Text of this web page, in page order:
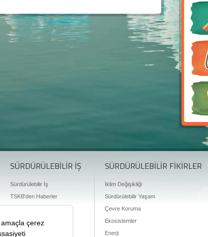
SÜRDÜRÜLEBİLİR İŞ
Sürdürülebilir İş
TSKB'den Haberler
SÜRDÜRÜLEBİLİR FİKİRLER
İklim Değişikliği
Sürdürülebilir Yaşam
Çevre Koruma
Ekosistemler
Enerji